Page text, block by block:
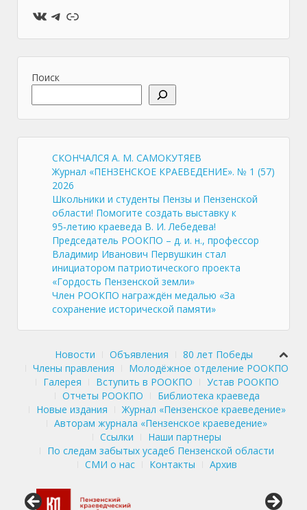
ВКонтакте
Telegram
Ссылка
Поиск
СКОНЧАЛСЯ А. М. САМОКУТЯЕВ
Журнал «ПЕНЗЕНСКОЕ КРАЕВЕДЕНИЕ». № 1 (57)
2026
Школьники и студенты Пензы и Пензенской
области! Помогите создать выставку к
95‑летию краеведа В. И. Лебедева!
Председатель РООКПО – д. и. н., профессор
Владимир Иванович Первушкин стал
инициатором патриотического проекта
«Гордость Пензенской земли»
Член РООКПО награждён медалью «За
сохранение исторической памяти»
Новости Объявления
80 лет Победы
Члены правления
Молодёжное отделение РООКПО
Галерея
Вступить в РООКПО
Устав РООКПО
Отчеты РООКПО
Библиотека краеведа
Новые издания
Журнал «Пензенское краеведение»
Авторам журнала «Пензенское краеведение»
Ссылки
Наши партнеры
По следам забытых усадеб Пензенской области
СМИ о нас
Контакты Архив